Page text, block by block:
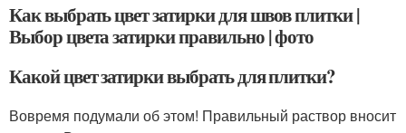
Как выбрать цвет затирки для швов плитки |
Выбор цвета затирки правильно | фото
Какой цвет затирки выбрать для плитки?
Вовремя подумали об этом! Правильный раствор вносит